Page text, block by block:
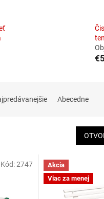
Abecedne
Kód:2747
Akcia
Viac za menej